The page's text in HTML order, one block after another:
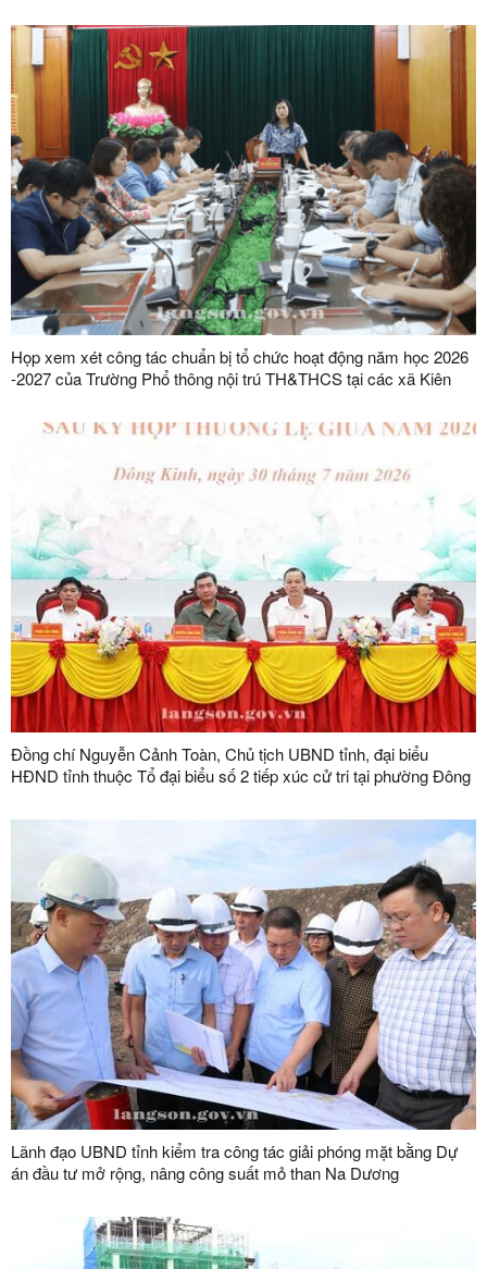
Họp xem xét công tác chuẩn bị tổ chức hoạt động năm học 2026
-2027 của Trường Phổ thông nội trú TH&THCS tại các xã Kiên
Đồng chí Nguyễn Cảnh Toàn, Chủ tịch UBND tỉnh, đại biểu
HĐND tỉnh thuộc Tổ đại biểu số 2 tiếp xúc cử tri tại phường Đông
Lãnh đạo UBND tỉnh kiểm tra công tác giải phóng mặt bằng Dự
án đầu tư mở rộng, nâng công suất mỏ than Na Dương